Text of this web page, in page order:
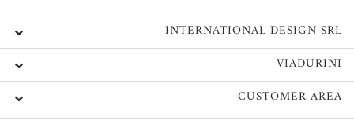
INTERNATIONAL DESIGN SRL
VIADURINI
CUSTOMER AREA